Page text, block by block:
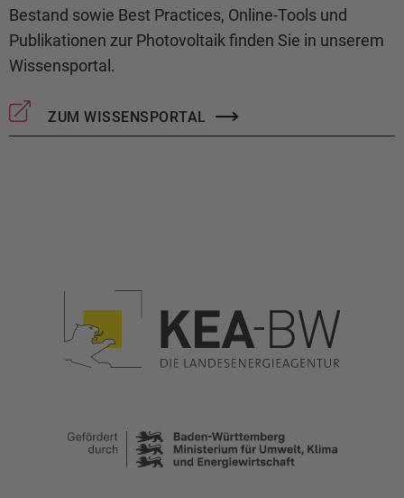
Bestand sowie Best Practices, Online-Tools und
Publikationen zur Photovoltaik finden Sie in unserem
Wissensportal.
ZUM WISSENSPORTAL